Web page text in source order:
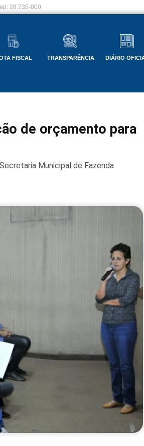
28.735-000
FISCAL TRANSPARÊNCIA DIÁRIO
de orçamento para
Secretaria Municipal de Fazenda